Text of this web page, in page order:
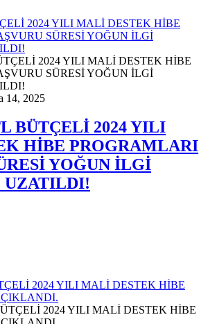
2024 YILI MALİ DESTEK HİBE
SÜRESİ YOĞUN İLGİ
14, 2025
BÜTÇELİ 2024 YILI
HİBE PROGRAMLARI
YOĞUN İLGİ
UZATILDI!
2024 YILI MALİ DESTEK HİBE